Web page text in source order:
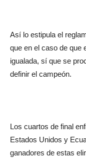
Así lo estipula el
que en el caso de que
igualada, sí que se
definir el campeón.
Los cuartos de final
Estados Unidos y
ganadores de estas